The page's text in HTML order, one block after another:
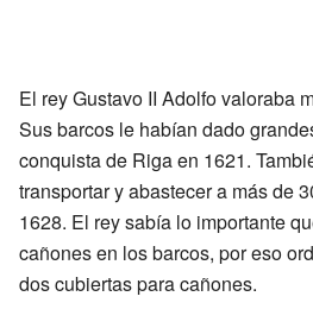
El rey Gustavo II Adolfo valoraba
Sus barcos le habían dado
conquista de Riga en 1621.
transportar y abastecer a más de
1628. El rey sabía lo importante
cañones en los barcos, por eso
dos cubiertas para cañones.